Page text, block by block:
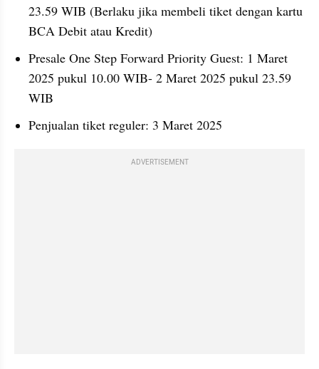
23.59 WIB (Berlaku jika membeli tiket dengan kartu
BCA Debit atau Kredit)
Presale One Step Forward Priority Guest: 1 Maret
2025 pukul 10.00 WIB- 2 Maret 2025 pukul 23.59
WIB
Penjualan tiket reguler: 3 Maret 2025
ADVERTISEMENT